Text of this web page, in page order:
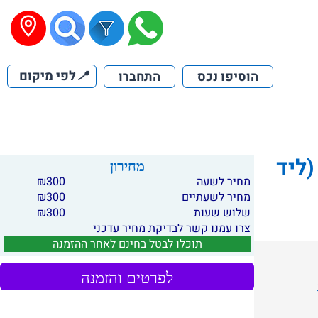
הוסיפו נכס התחברו 📍לפי מיקום
מחירון
מחיר לשעה 300
₪
מחיר לשעתיים
300
₪
שלוש שעות
300
₪
צרו עמנו קשר לבדיקת מחיר עדכני
תוכלו לבטל בחינם לאחר ההזמנה
לפרטים והזמנה